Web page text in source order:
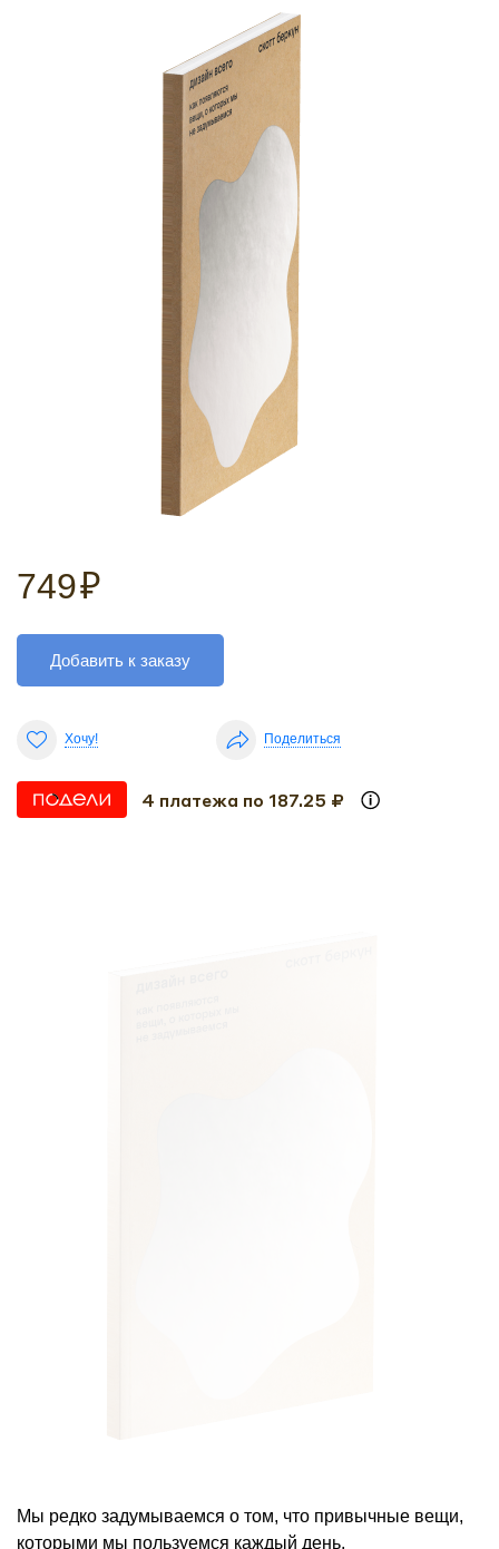
749₽
Добавить к заказу
Хочу! Поделиться
4 платежа по 187.25 ₽
Мы редко задумываемся о том, что привычные вещи,
которыми мы пользуемся каждый день,